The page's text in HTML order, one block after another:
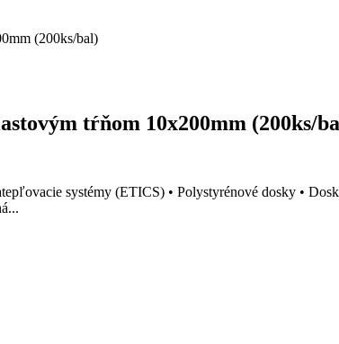
(200ks/bal)
tŕňom 10x200mm (200ks/
systémy (ETICS) • Polystyrénové dosky •